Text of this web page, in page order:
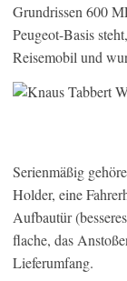
Grundrissen 600
Peugeot-Basis
Reisemobil und
Serienmäßig
Holder, eine
Aufbautür
flache, das
Lieferumfang.